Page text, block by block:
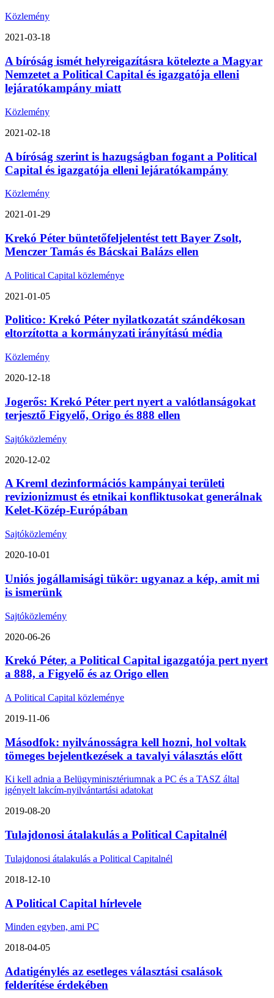
Közlemény
2021-03-18
A bíróság ismét helyreigazításra kötelezte a Magyar
Nemzetet a Political Capital és igazgatója elleni
lejáratókampány miatt
Közlemény
2021-02-18
A bíróság szerint is hazugságban fogant a Political
Capital és igazgatója elleni lejáratókampány
Közlemény
2021-01-29
Krekó Péter büntetőfeljelentést tett Bayer Zsolt,
Menczer Tamás és Bácskai Balázs ellen
A Political Capital közleménye
2021-01-05
Politico: Krekó Péter nyilatkozatát szándékosan
eltorzította a kormányzati irányítású média
Közlemény
2020-12-18
Jogerős: Krekó Péter pert nyert a valótlanságokat
terjesztő Figyelő, Origo és 888 ellen
Sajtóközlemény
2020-12-02
A Kreml dezinformációs kampányai területi
revizionizmust és etnikai konfliktusokat generálnak
Kelet-Közép-Európában
Sajtóközlemény
2020-10-01
Uniós jogállamisági tükör: ugyanaz a kép, amit mi
is ismerünk
Sajtóközlemény
2020-06-26
Krekó Péter, a Political Capital igazgatója pert nyert
a 888, a Figyelő és az Origo ellen
A Political Capital közleménye
2019-11-06
Másodfok: nyilvánosságra kell hozni, hol voltak
tömeges bejelentkezések a tavalyi választás előtt
Ki kell adnia a Belügyminisztériumnak a PC és a TASZ által
igényelt lakcím-nyilvántartási adatokat
2019-08-20
Tulajdonosi átalakulás a Political Capitalnél
Tulajdonosi átalakulás a Political Capitalnél
2018-12-10
A Political Capital hírlevele
Minden egyben, ami PC
2018-04-05
Adatigénylés az esetleges választási csalások
felderítése érdekében